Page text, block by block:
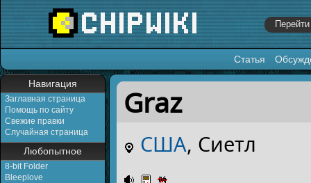
Статья
Навигация
Заглавная страница
Помощь по сайту
Свежие правки
Случайная страница
Любопытное
8-bit Folder
Bleeplove
Перейти к:навигация,поиск
Graz
США, Сиетл